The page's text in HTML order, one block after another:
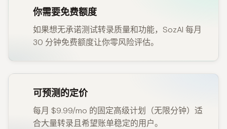
你需要免费额度
如果想无承诺测试转录质量和功能，SozAI 每月
30 分钟免费额度让你零风险评估。
可预测的定价
每月 $9.99/mo 的固定高级计划（无限分钟）适
合大量转录且希望账单稳定的用户。